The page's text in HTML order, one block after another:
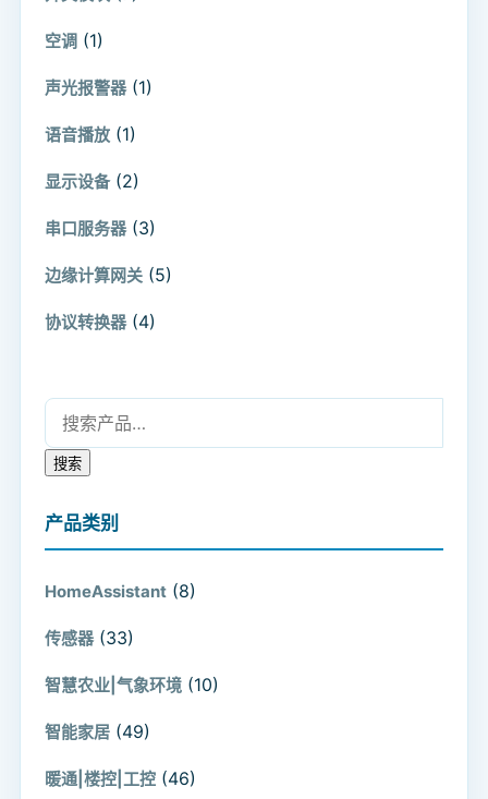
空调 (1)
声光报警器 (1)
语音播放 (1)
显示设备 (2)
串口服务器 (3)
边缘计算网关 (5)
协议转换器 (4)
搜索：
搜索
产品类别
HomeAssistant (8)
传感器 (33)
智慧农业|气象环境 (10)
智能家居 (49)
暖通|楼控|工控 (46)